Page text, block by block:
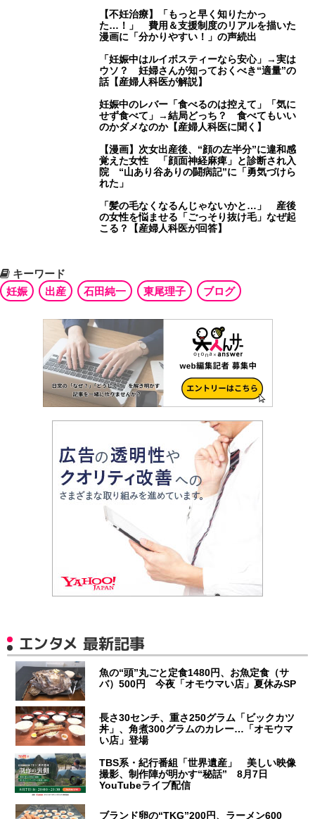
【不妊治療】「もっと早く知りたかっ
た…！」 費用＆支援制度のリアルを描いた
漫画に「分かりやすい！」の声続出
「妊娠中はルイボスティーなら安心」→実は
ウソ？ 妊婦さんが知っておくべき“適量”の
話【産婦人科医が解説】
妊娠中のレバー「食べるのは控えて」「気に
せず食べて」→結局どっち？ 食べてもいい
のかダメなのか【産婦人科医に聞く】
【漫画】次女出産後、“顔の左半分”に違和感
覚えた女性 「顔面神経麻痺」と診断され入
院 “山あり谷ありの闘病記”に「勇気づけら
れた」
「髪の毛なくなるんじゃないかと…」 産後
の女性を悩ませる「ごっそり抜け毛」なぜ起
こる？【産婦人科医が回答】
キーワード
妊娠
出産 石田純一 東尾理子 ブログ
エンタメ 最新記事
魚の“頭”丸ごと定食1480円、お魚定食（サ
バ）500円 今夜「オモウマい店」夏休みSP
長さ30センチ、重さ250グラム「ビックカツ
丼」、角煮300グラムのカレー…「オモウマ
い店」登場
TBS系・紀行番組「世界遺産」 美しい映像
撮影、制作陣が明かす“秘話” 8月7日
YouTubeライブ配信
ブランド卵の“TKG”200円、ラーメン600